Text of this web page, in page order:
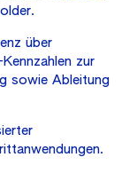
über
zur
sowie Ableitung